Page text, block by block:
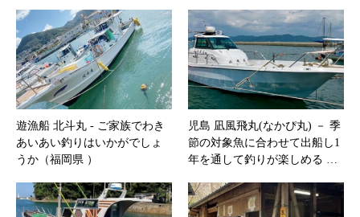
遊漁船 北斗丸 ‐ ご家族でわき
あいあい釣りはいかがでしょ
うか（福岡県 ）
児島 凪風飛丸(なかぴ丸) － 季
節の対象魚に合わせて出船し1
年を通して釣りが楽しめる …